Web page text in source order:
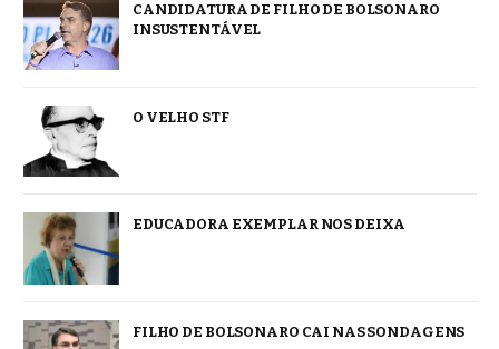
CANDIDATURA DE FILHO DE BOLSONARO
INSUSTENTÁVEL
O VELHO STF
EDUCADORA EXEMPLAR NOS DEIXA
FILHO DE BOLSONARO CAI NAS SONDAGENS